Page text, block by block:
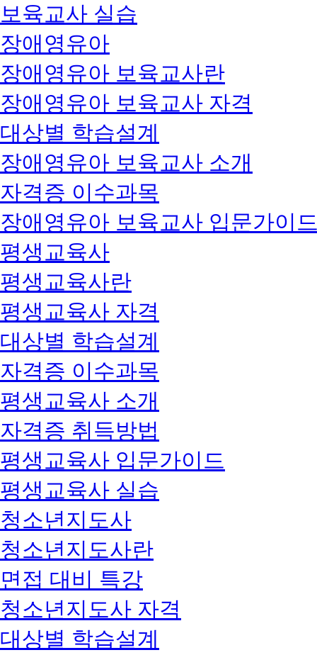
보육교사 실습
장애영유아
장애영유아 보육교사란
장애영유아 보육교사 자격
대상별 학습설계
장애영유아 보육교사 소개
자격증 이수과목
장애영유아 보육교사 입문가이
평생교육사
평생교육사란
평생교육사 자격
대상별 학습설계
자격증 이수과목
평생교육사 소개
자격증 취득방법
평생교육사 입문가이드
평생교육사 실습
청소년지도사
청소년지도사란
면접 대비 특강
청소년지도사 자격
대상별 학습설계